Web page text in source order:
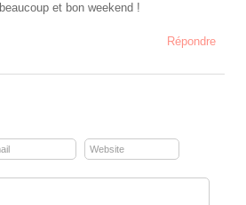
beaucoup et bon weekend !
Répondre